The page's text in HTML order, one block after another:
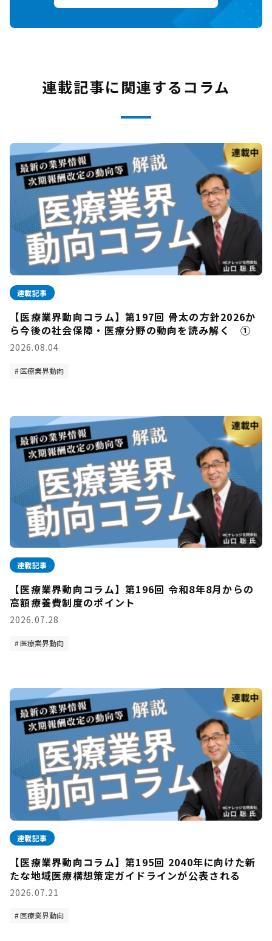
連載記事に関連するコラム
連載記事
【医療業界動向コラム】第197回 骨太の方針2026か
ら今後の社会保障・医療分野の動向を読み解く ①
2026.08.04
医療業界動向
連載記事
【医療業界動向コラム】第196回 令和8年8月からの
高額療養費制度のポイント
2026.07.28
医療業界動向
連載記事
【医療業界動向コラム】第195回 2040年に向けた新
たな地域医療構想策定ガイドラインが公表される
2026.07.21
医療業界動向